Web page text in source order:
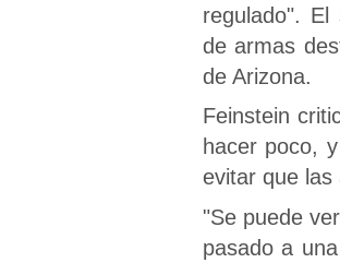
regulado". El
de armas
de Arizona.
Feinstein
hacer poco,
evitar que
"Se puede
pasado a